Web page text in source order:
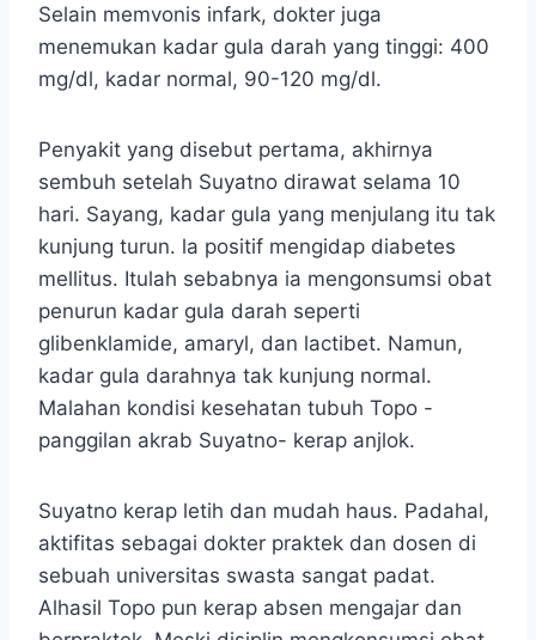
Selain memvonis infark, dokter juga
menemukan kadar gula darah yang tinggi: 400
mg/dl, kadar normal, 90-120 mg/dl.
Penyakit yang disebut pertama, akhirnya
sembuh setelah Suyatno dirawat selama 10
hari. Sayang, kadar gula yang menjulang itu tak
kunjung turun. la positif mengidap diabetes
mellitus. Itulah sebabnya ia mengonsumsi obat
penurun kadar gula darah seperti
glibenklamide, amaryl, dan lactibet. Namun,
kadar gula darahnya tak kunjung normal.
Malahan kondisi kesehatan tubuh Topo -
panggilan akrab Suyatno- kerap anjlok.
Suyatno kerap letih dan mudah haus. Padahal,
aktifitas sebagai dokter praktek dan dosen di
sebuah universitas swasta sangat padat.
Alhasil Topo pun kerap absen mengajar dan